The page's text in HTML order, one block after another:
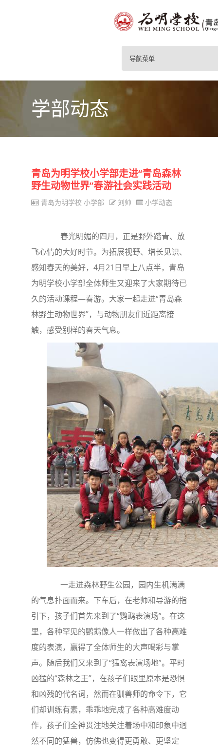
导航菜单
学部动态
青岛为明学校小学部走进“青岛森林
野生动物世界”春游社会实践活动
青岛为明学校 小学部 刘帅 小学动态
春光明媚的四月，正是野外踏青、放
飞心情的大好时节。为拓展视野、增长见识、
感知春天的美好，4月21日早上八点半，青岛
为明学校小学部全体师生又迎来了大家期待已
久的活动课程—春游。大家一起走进“青岛森
林野生动物世界”，与动物朋友们近距离接
触，感受别样的春天气息。
一走进森林野生公园，园内生机满满
的气息扑面而来。下车后，在老师和导游的指
引下，孩子们首先来到了“鹦鹉表演场”。在这
里，各种罕见的鹦鹉像人一样做出了各种高难
度的表演，赢得了全体师生的大声喝彩与掌
声。随后我们又来到了“猛禽表演场地”。平时
凶猛的“森林之王”，在孩子们眼里原本是恐惧
和凶残的代名词，然而在驯兽师的命令下，它
们却训练有素，乖乖地完成了各种高难度动
作，孩子们全神贯注地关注着场中和印象中迥
然不同的猛兽，仿佛也变得更勇敢、更坚定